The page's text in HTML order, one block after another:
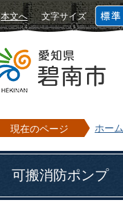
本文へ 文字サイズ
現在のページ ホーム
可搬消防ポンプ